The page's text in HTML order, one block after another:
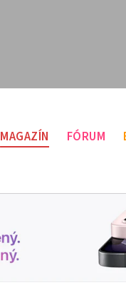
MAGAZÍN FÓRUM